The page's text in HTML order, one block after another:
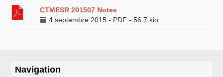
CA
CAPN- CCPC
CAPN
carrière
mobilité
CTMESR 201507 Notes
4 septembre 2015 - PDF - 56.7 kio
Navigation